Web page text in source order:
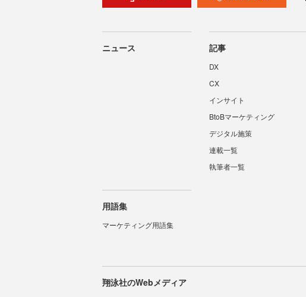
ニュース 記事
DX
CX
インサイト
BtoBマーケティング
デジタル施策
連載一覧
執筆者一覧
用語集
マーケティング用語集
翔泳社のWebメディア